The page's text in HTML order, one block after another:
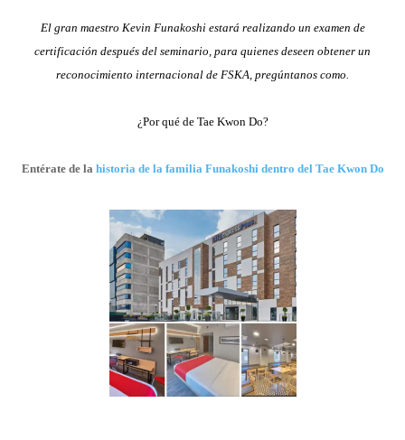
El gran maestro Kevin Funakoshi estará realizando un examen de
certificación después del seminario, para quienes deseen obtener un
reconocimiento internacional de FSKA, pregúntanos como.
¿Por qué de Tae Kwon Do?
Entérate de la historia de la familia Funakoshi dentro del Tae Kwon Do